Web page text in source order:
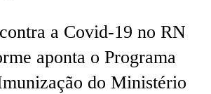
a Covid-19 no RN
aponta o Programa
do Ministério